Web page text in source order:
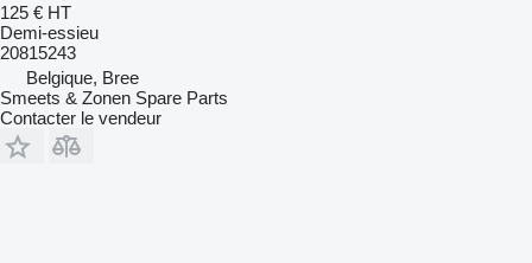
125 € HT
Demi-essieu
20815243
Belgique, Bree
Smeets & Zonen Spare Parts
Contacter le vendeur